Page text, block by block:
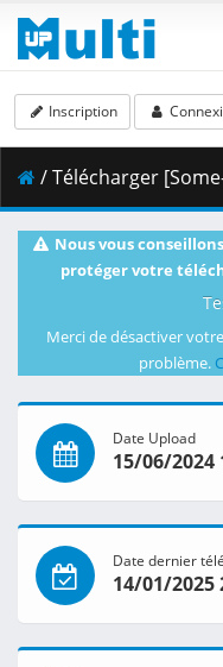
Inscription
/ Télécharger [Some-Stuffs] Pocket Monsters (2023) 054
Nous vous
protéger votre
Merci de désactiver
problème.
Date Upload
15/06/2024
Date dernier
14/01/2025